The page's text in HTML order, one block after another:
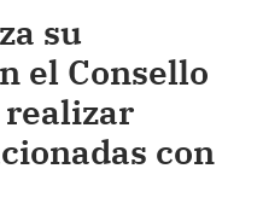
su
el Consello
realizar
con